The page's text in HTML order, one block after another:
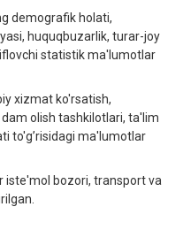
demografik holati,
huquqbuzarlik, turar-joy
statistik ma'lumotlar
xizmat ko'rsatish,
olish tashkilotlari, ta'lim
to'g’risidagi ma'lumotlar
iste'mol bozori, transport va